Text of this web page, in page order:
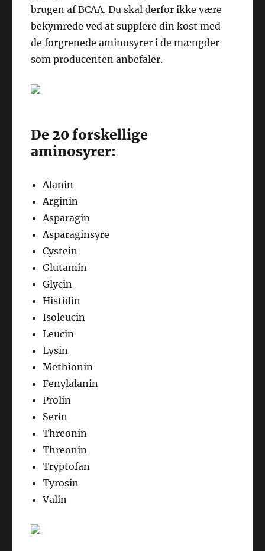
brugen af BCAA. Du skal derfor ikke være
bekymrede ved at supplere din kost med
de forgrenede aminosyrer i de mængder
som producenten anbefaler.
De 20 forskellige
aminosyrer:
Alanin
Arginin
Asparagin
Asparaginsyre
Cystein
Glutamin
Glycin
Histidin
Isoleucin
Leucin
Lysin
Methionin
Fenylalanin
Prolin
Serin
Threonin
Threonin
Tryptofan
Tyrosin
Valin